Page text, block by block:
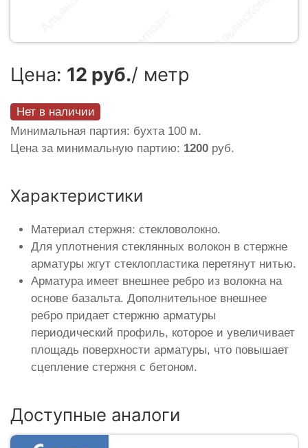
Цена: 12 руб./ метр
Нет в наличии
Минимальная партия: бухта 100 м.
Цена за минимальную партию: 1200 руб.
Характеристики
Материал стержня: стекловолокно.
Для уплотнения стеклянных волокон в стержне
арматуры жгут стеклопластика перетянут нитью.
Арматура имеет внешнее ребро из волокна на
основе базальта. Дополнительное внешнее
ребро придает стержню арматуры
периодический профиль, которое и увеличивает
площадь поверхности арматуры, что повышает
сцепление стержня с бетоном.
Доступные аналоги